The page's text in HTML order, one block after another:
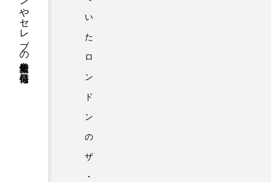
い
た
ロ
ン
ド
ン
の
ザ
・